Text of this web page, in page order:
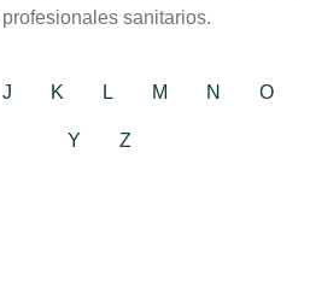
sanitarios.
J K L M N O
Y Z